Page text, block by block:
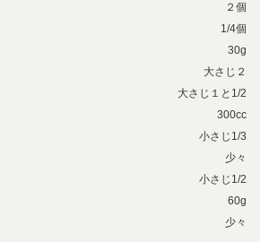
２個
1/4個
30g
大さじ２
大さじ１と1/2
300cc
小さじ1/3
少々
小さじ1/2
60g
少々